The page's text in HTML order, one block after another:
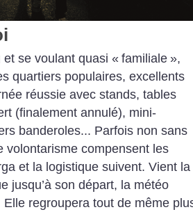
se voulant quasi « familiale »,
quartiers populaires, excellents
réussie avec stands, tables
(finalement annulé), mini-
banderoles... Parfois non sans
volontarisme compensent les
et la logistique suivent. Vient la
jusqu’à son départ, la météo
Elle regroupera tout de même